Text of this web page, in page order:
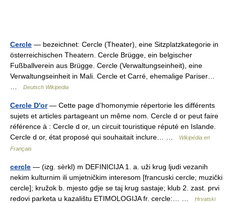
Cercle — bezeichnet: Cercle (Theater), eine Sitzplatzkategorie in
österreichischen Theatern. Cercle Brügge, ein belgischer
Fußballverein aus Brügge. Cercle (Verwaltungseinheit), eine
Verwaltungseinheit in Mali. Cercle et Carré, ehemalige Pariser…
Deutsch Wikipedia
Cercle D'or— Cette page d’homonymie répertorie les différents
sujets et articles partageant un même nom. Cercle d or peut faire
référence à : Cercle d or, un circuit touristique réputé en Islande.
Cercle d or, état proposé qui souhaitait inclure… …
Wikipédia en
Français
cercle — (izg. sèrkl) m DEFINICIJA 1. a. uži krug ljudi vezanih
nekim kulturnim ili umjetničkim interesom [francuski cercle; muzički
cercle]; kružok b. mjesto gdje se taj krug sastaje; klub 2. zast. prvi
redovi parketa u kazalištu ETIMOLOGIJA fr. cercle:… …
Hrvatski